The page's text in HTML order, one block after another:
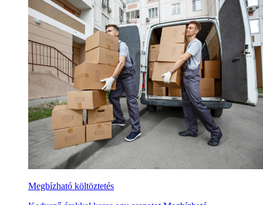
Megbízható költöztetés